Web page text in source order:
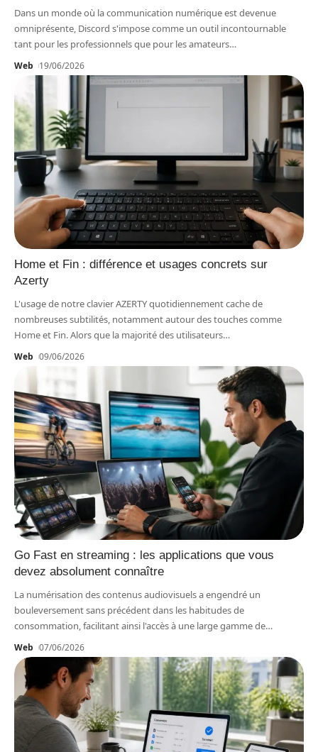
Dans un monde où la communication numérique est devenue
omniprésente, Discord s'impose comme un outil incontournable
tant pour les professionnels que pour les amateurs…
Web 19/06/2026
Home et Fin : différence et usages concrets sur
Azerty
L'usage de notre clavier AZERTY quotidiennement cache de
nombreuses subtilités, notamment autour des touches comme
Home et Fin. Alors que la majorité des utilisateurs…
Web 09/06/2026
Go Fast en streaming : les applications que vous
devez absolument connaître
La numérisation des contenus audiovisuels a engendré un
bouleversement sans précédent dans les habitudes de
consommation, facilitant ainsi l'accès à une large gamme de…
Web 07/06/2026